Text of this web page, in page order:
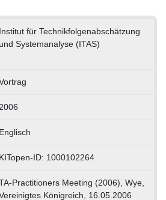
Institut für Technikfolgenabschätzung
und Systemanalyse (ITAS)
2006
Englisch
KITopen-ID: 1000102264
Practitioners Meeting (2006), Wye,
Königreich, 16.05.2006